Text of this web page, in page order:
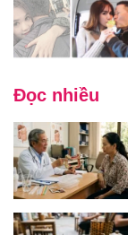
Đọc nhiều